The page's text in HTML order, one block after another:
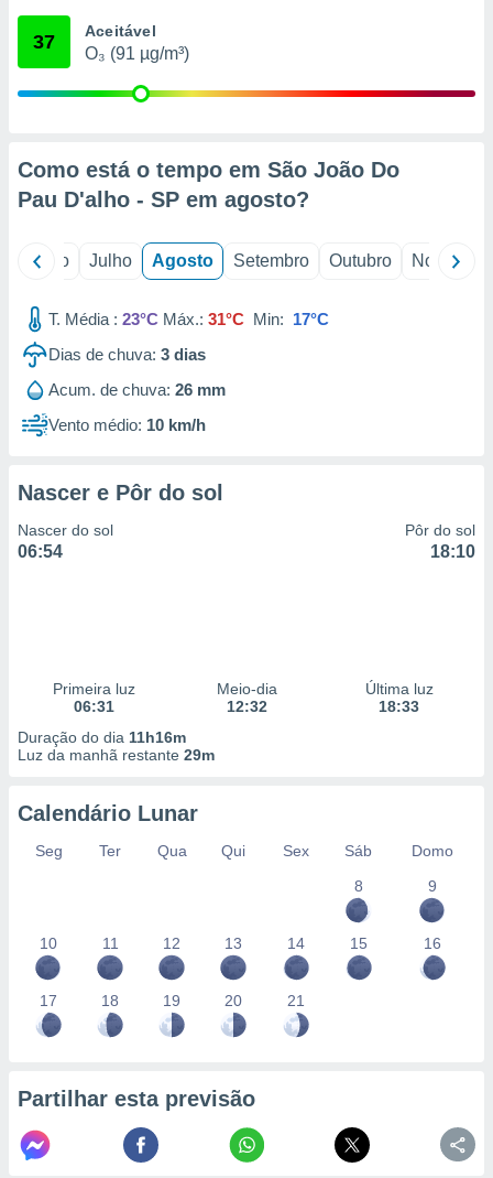
através
1199
37 Aceitável
O₃ (91 µg/m³)
Como está o tempo em São João Do
Pau D'alho - SP em agosto?
Junho Julho Agosto Setembro Outubro Novembro
T. Média : 23°C Máx.: 31°C Min: 17°C
Dias de chuva: 3 dias
Acum. de chuva: 26 mm
Vento médio: 10 km/h
Nascer e Pôr do sol
Nascer do sol
06:54
Pôr do sol
18:10
Primeira luz
06:31
Meio-dia
12:32
Última luz
18:33
Duração do dia 11h16m
Luz da manhã restante 29m
Calendário Lunar
Seg Ter Qua Qui Sex Sáb
Domo
8
9
10 11 12 13 14 15 16
17 18 19 20 21
Partilhar esta previsão